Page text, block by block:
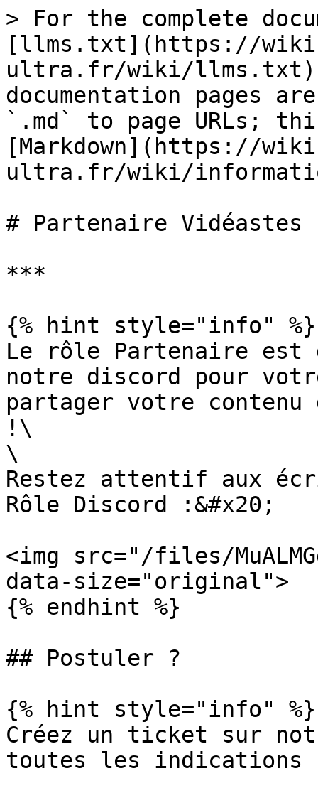
> For the complete
[llms.txt](https://
ultra.fr/wiki/llms.txt).
documentation pages
`.md` to page URLs;
[Markdown](https://
ultra.fr/wiki/
# Partenaire Vidéastes
***
{% hint style="info" %}
Le rôle Partenaire est
notre discord pour
partager votre
!\
\
Restez attentif aux
Rôle Discord :&#x20;
<img src="/files/
data-size="original">
{% endhint %}
## Postuler ?
{% hint style="info" %}
Créez un ticket sur
toutes les indications